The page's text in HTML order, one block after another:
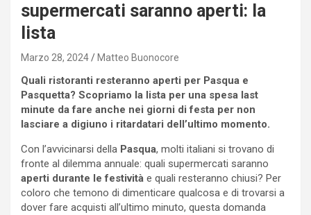
supermercati saranno aperti: la
lista
Marzo 28, 2024 Matteo Buonocore
Quali ristoranti resteranno aperti per Pasqua e
Pasquetta? Scopriamo la lista per una spesa last
minute da fare anche nei giorni di festa per non
lasciare a digiuno i ritardatari dell’ultimo momento.
Con l’avvicinarsi della Pasqua, molti italiani si trovano di
fronte al dilemma annuale: quali supermercati saranno
aperti durante le festività e quali resteranno chiusi? Per
coloro che temono di dimenticare qualcosa e di trovarsi a
dover fare acquisti all’ultimo minuto, questa domanda